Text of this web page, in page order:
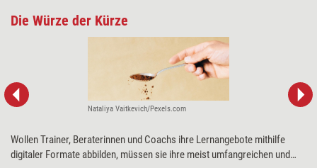
Die Würze der Kürze
Nataliya Vaitkevich/Pexels.com
Wollen Trainer, Beraterinnen und Coachs ihre Lernangebote mithilfe
digitaler Formate abbilden, müssen sie ihre meist umfangreichen und